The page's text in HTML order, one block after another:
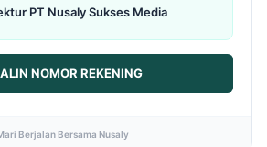
PT Nusaly Sukses Media
NOMOR REKENING
Berjalan Bersama Nusaly